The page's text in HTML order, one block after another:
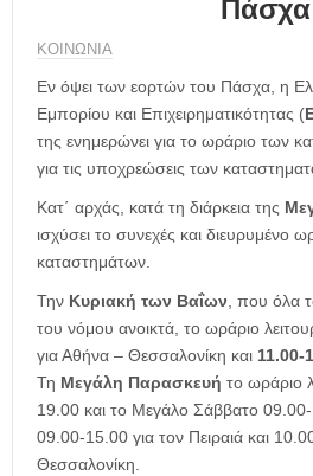
Πάσχα
ΚΟΙΝΩΝΙΑ
Εν όψει των εορτών του Πάσχα, η
Εμπορίου και Επιχειρηματικότητας (
της ενημερώνει για το ωράριο των
για τις υποχρεώσεις των
Κατ΄ αρχάς, κατά τη διάρκεια της
ισχύσει το συνεχές και διευρυμένο
καταστημάτων.
Την Κυριακή των Βαΐων, που όλα
του νόμου ανοικτά, το ωράριο
για Αθήνα – Θεσσαλονίκη και 11.00-
Τη Μεγάλη Παρασκευή το ωράριο
19.00 και το Μεγάλο Σάββατο
09.00-15.00 για τον Πειραιά και
Θεσσαλονίκη.